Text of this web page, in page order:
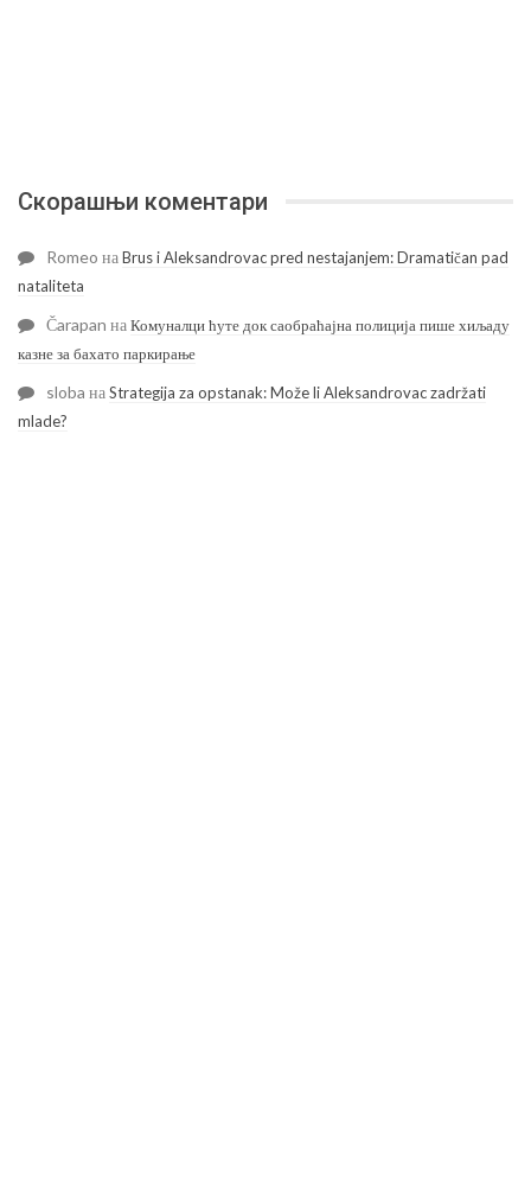
Скорашњи коментари
Romeo наBrus i Aleksandrovac pred nestajanjem: Dramatičan pad
nataliteta
Čarapan наКомуналци ћуте док саобраћајна полиција пише хиљаду
казне за бахато паркирање
sloba наStrategija za opstanak: Može li Aleksandrovac zadržati
mlade?